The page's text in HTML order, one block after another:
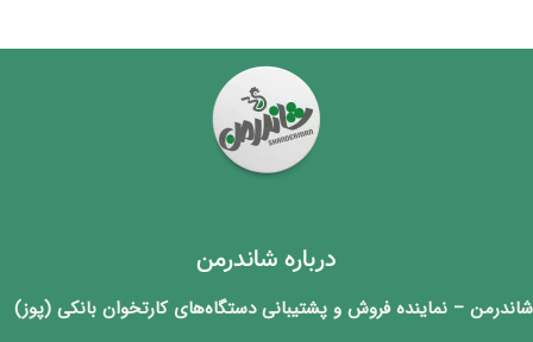
درباره شاندرمن
شاندرمن – نماینده فروش و پشتیبانی دستگاه‌های کارتخوان بانکی (پوز)